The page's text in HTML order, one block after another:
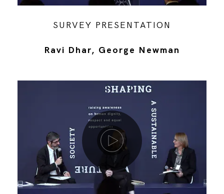
SURVEY PRESENTATION
Ravi Dhar, George Newman
Riproduci video